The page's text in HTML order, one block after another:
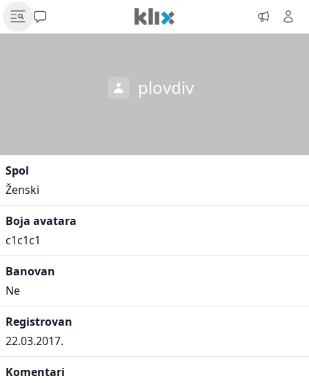
plovdiv
Spol
Ženski
Boja avatara
c1c1c1
Banovan
Ne
Registrovan
22.03.2017.
Komentari